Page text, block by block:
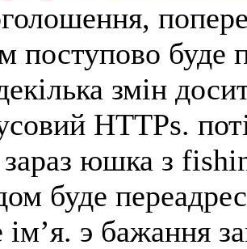
поступово буде
змін
HTTPs.
юшка з
буде
імʼя. э бажання